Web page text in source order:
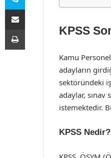
KPSS
Kamu
adayların
sektöründeki
adaylar, sınav
istemektedir.
KPSS Nedir?
E-Posta ile paylaş